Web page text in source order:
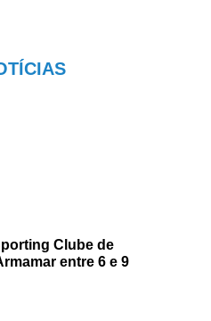
Clube de
entre 6 e 9